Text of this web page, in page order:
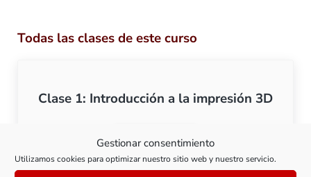
Gestionar consentimiento
Utilizamos cookies para optimizar nuestro sitio web y nuestro servicio.
Todas las clases de este curso
Clase 1: Introducción a la impresión 3D
Ver claseClase 1: Introducción a la